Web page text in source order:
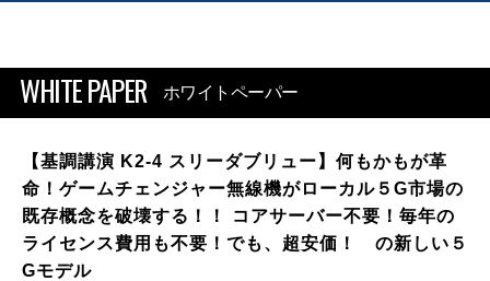
WHITE PAPER ホワイトペーパー
【基調講演 K2-4 スリーダブリュー】何もかもが革
命！ゲームチェンジャー無線機がローカル５G市場の
既存概念を破壊する！！ コアサーバー不要！毎年の
ライセンス費用も不要！でも、超安価！ の新しい５
Gモデル